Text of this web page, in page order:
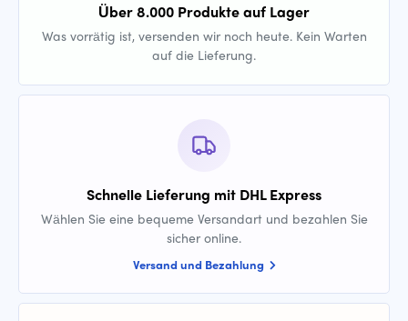
Über 8.000 Produkte auf Lager
Was vorrätig ist, versenden wir noch heute. Kein Warten
auf die Lieferung.
Schnelle Lieferung mit DHL Express
Wählen Sie eine bequeme Versandart und bezahlen Sie
sicher online.
Versand und Bezahlung